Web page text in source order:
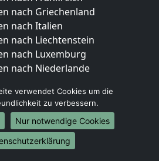
nach Griechenland
nach Italien
nach Liechtenstein
nach Luxemburg
nach Niederlande
nach Berlin
nach Hamburg
nach München
verwendet Cookies um die
zu verbessern.
Nur notwendige Cookies